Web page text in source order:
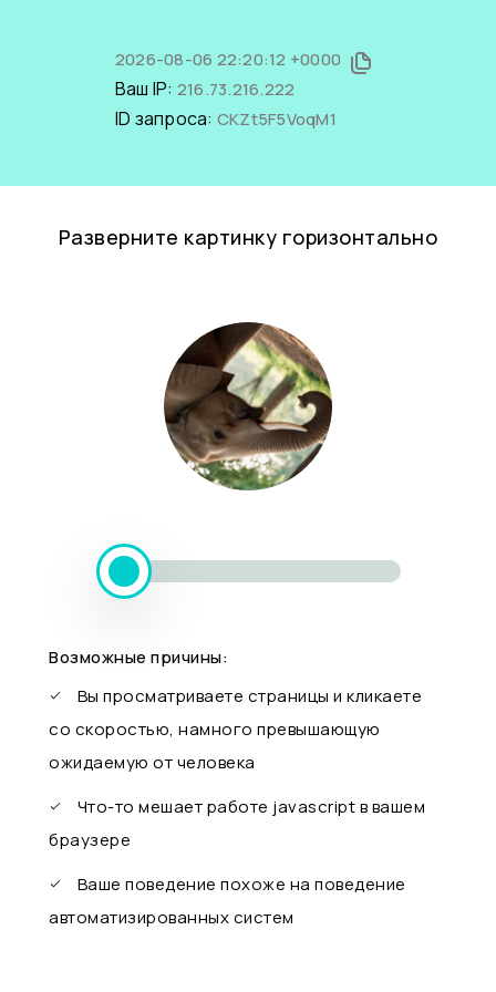
2026-08-06 22:20:12 +0000
Ваш IP: 216.73.216.222
ID запроса: CKZt5F5VoqM1
Разверните картинку горизонтально
Возможные причины:
Вы просматриваете страницы и кликаете
со скоростью, намного превышающую
ожидаемую от человека
Что-то мешает работе javascript в вашем
браузере
Ваше поведение похоже на поведение
автоматизированных систем